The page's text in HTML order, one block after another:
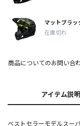
マットブラッ
在庫切れ
商品についてのお問い合
アイテム説明
ベストセラーモデルスー